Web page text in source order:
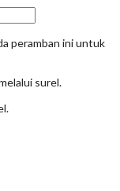
peramban ini untuk
surel.